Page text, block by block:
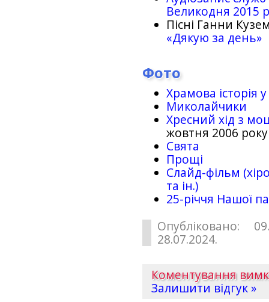
Великодня 2015
Пісні Ганни
«Дякую за день»
Фото
Храмова історія
Миколайчики
Хресний хід з
жовтня 2006 року
Свята
Прощі
Слайд-фільм
та ін.)
25-рiччя Нашої
Опубліковано:
28.07.2024.
Коментування
Залишити відгук »